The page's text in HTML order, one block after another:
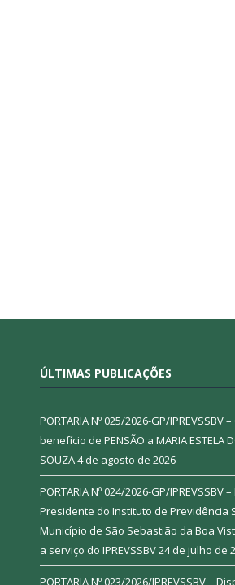
ÚLTIMAS PUBLICAÇÕES
PORTARIA Nº 025/2026-GP/IPREVSSBV
benefício de PENSÃO a MARIA ESTELA
SOUZA4 de agosto de 2026
PORTARIA Nº 024/2026-GP/IPREVSSBV
Presidente do Instituto de Previdência
Município de São Sebastião da Boa
a serviço do IPREVSSBV24 de julho de
PORTARIA Nº 023/2026/IPREVSSBV –